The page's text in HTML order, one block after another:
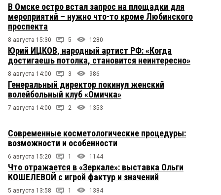
В Омске остро встал запрос на площадки для
мероприятий – нужно что-то кроме Любинского
проспекта
8 августа 15:30 5 1280
Юрий ИЦКОВ, народный артист РФ: «Когда
достигаешь потолка, становится неинтересно»
8 августа 14:00 3 986
Генеральный директор покинул женский
волейбольный клуб «Омичка»
7 августа 14:00 2 1353
Современные косметологические процедуры:
возможности и особенности
6 августа 15:20 1 1144
Что отражается в «Зеркале»: выставка Ольги
КОШЕЛЕВОЙ с игрой фактур и значений
5 августа 13:58 1 1384